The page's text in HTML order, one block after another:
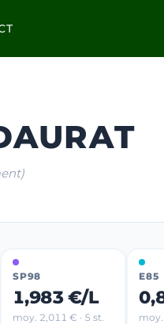
SP98
1,983 €/L
moy. 2,011 € · 5 st.
E85
moy.